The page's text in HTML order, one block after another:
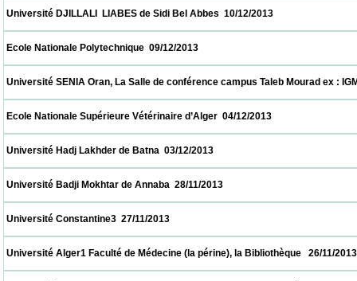
Université DJILLALI  LIABES de Sidi Bel Abbes  10/12/2013
Ecole Nationale Polytechnique  09/12/2013
Université SENIA Oran, La Salle de conférence campus Taleb
Ecole Nationale Supérieure Vétérinaire d’Alger  04/12/2013
Université Hadj Lakhder de Batna  03/12/2013
Université Badji Mokhtar de Annaba  28/11/2013
Université Constantine3  27/11/2013
Université Alger1 Faculté de Médecine (la périne), la